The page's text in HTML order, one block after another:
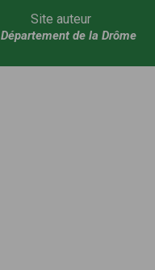
Site auteur
Département de la Drôme